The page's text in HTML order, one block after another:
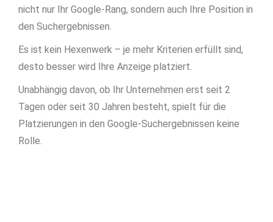
nicht nur Ihr Google-Rang, sondern auch Ihre Position in
den Suchergebnissen.
Es ist kein Hexenwerk – je mehr Kriterien erfüllt sind,
desto besser wird Ihre Anzeige platziert.
Unabhängig davon, ob Ihr Unternehmen erst seit 2
Tagen oder seit 30 Jahren besteht, spielt für die
Platzierungen in den Google-Suchergebnissen keine
Rolle.